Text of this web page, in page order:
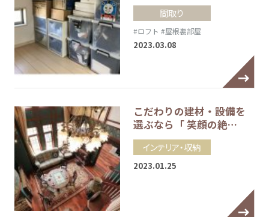
間取り
#ロフト #屋根裏部屋
2023.03.08
こだわりの建材・設備を
選ぶなら「 笑顔の絶…
インテリア・収納
2023.01.25